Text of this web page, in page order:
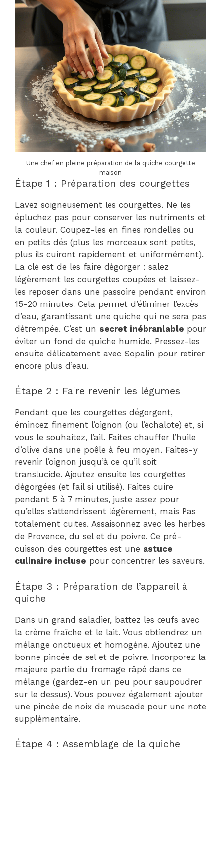
Une chef en pleine préparation de la quiche courgette
maison
Étape 1 : Préparation des courgettes
Lavez soigneusement les courgettes. Ne les
épluchez pas pour conserver les nutriments et
la couleur. Coupez-les en fines rondelles ou
en petits dés (plus les morceaux sont petits,
plus ils cuiront rapidement et uniformément).
La clé est de les faire dégorger : salez
légèrement les courgettes coupées et laissez-
les reposer dans une passoire pendant environ
15-20 minutes. Cela permet d’éliminer l’excès
d’eau, garantissant une quiche qui ne sera pas
détrempée. C’est un secret inébranlable pour
éviter un fond de quiche humide. Pressez-les
ensuite délicatement avec Sopalin pour retirer
encore plus d’eau.
Étape 2 : Faire revenir les légumes
Pendant que les courgettes dégorgent,
émincez finement l’oignon (ou l’échalote) et, si
vous le souhaitez, l’ail. Faites chauffer l’huile
d’olive dans une poêle à feu moyen. Faites-y
revenir l’oignon jusqu’à ce qu’il soit
translucide. Ajoutez ensuite les courgettes
dégorgées (et l’ail si utilisé). Faites cuire
pendant 5 à 7 minutes, juste assez pour
qu’elles s’attendrissent légèrement, mais Pas
totalement cuites. Assaisonnez avec les herbes
de Provence, du sel et du poivre. Ce pré-
cuisson des courgettes est une astuce
culinaire incluse pour concentrer les saveurs.
Étape 3 : Préparation de l’appareil à
quiche
Dans un grand saladier, battez les œufs avec
la crème fraîche et le lait. Vous obtiendrez un
mélange onctueux et homogène. Ajoutez une
bonne pincée de sel et de poivre. Incorporez la
majeure partie du fromage râpé dans ce
mélange (gardez-en un peu pour saupoudrer
sur le dessus). Vous pouvez également ajouter
une pincée de noix de muscade pour une note
supplémentaire.
Étape 4 : Assemblage de la quiche